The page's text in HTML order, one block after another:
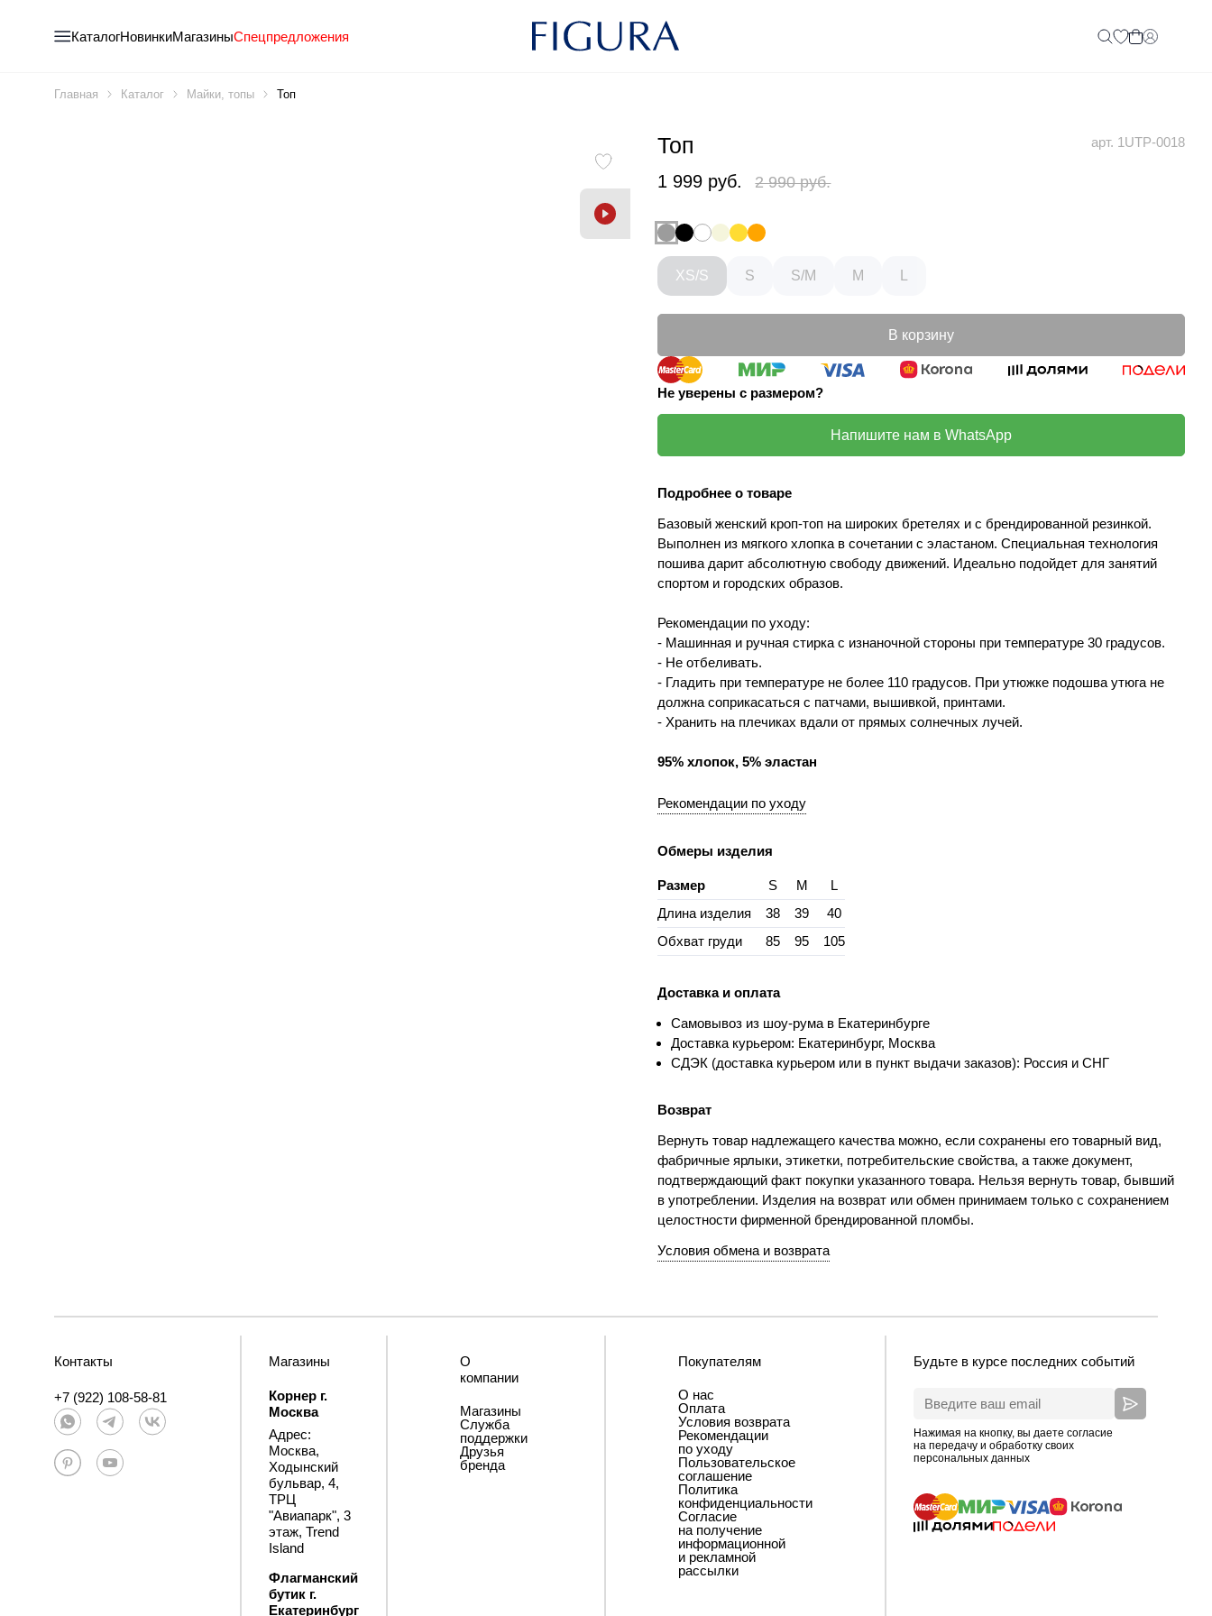
КаталогНовинкиМагазиныСпецпредложения
Главная Каталог Майки, топы Топ
Топ арт. 1UTP-0018
1 999 руб. 2 990 руб.
XS/S S S/M M
В корзину
Не уверены с размером?
Напишите нам в WhatsApp
Подробнее о товаре
Базовый женский кроп-топ на широких бретелях и с брендированной резинкой.
Выполнен из мягкого хлопка в сочетании с эластаном. Специальная технология
пошива дарит абсолютную свободу движений. Идеально подойдет для занятий
спортом и городских образов.
Рекомендации по уходу:
- Машинная и ручная стирка с изнаночной стороны при температуре 30 градусов.
- Не отбеливать.
- Гладить при температуре не более 110 градусов. При утюжке подошва утюга не
должна соприкасаться с патчами, вышивкой, принтами.
- Хранить на плечиках вдали от прямых солнечных лучей.
95% хлопок, 5% эластан
Рекомендации по уходу
Обмеры изделия
Размер S M
L
Длина изделия
38 39
40
Обхват груди
85 95 105
Доставка и оплата
Самовывоз из шоу-рума в Екатеринбурге
Доставка курьером: Екатеринбург, Москва
СДЭК (доставка курьером или в пункт выдачи заказов): Россия и СНГ
Возврат
Вернуть товар надлежащего качества можно, если сохранены его товарный вид,
фабричные ярлыки, этикетки, потребительские свойства, а также документ,
подтверждающий факт покупки указанного товара. Нельзя вернуть товар, бывший
в употреблении. Изделия на возврат или обмен принимаем только с сохранением
целостности фирменной брендированной пломбы.
Условия обмена и возврата
Контакты
+7 (922) 108-58-81
Магазины
Корнер г.
Москва
Адрес:
Москва,
Ходынский
бульвар, 4,
ТРЦ
"Авиапарк", 3
этаж, Trend
Island
Флагманский
бутик г.
Екатеринбург
О
компании
Магазины
Служба
поддержки
Друзья
бренда
Покупателям
О нас
Оплата
Условия возврата
Рекомендации
по уходу
Пользовательское
соглашение
Политика
конфиденциальности
Согласие
на получение
информационной
и рекламной
рассылки
Будьте в курсе последних событий
Нажимая на кнопку, вы даете согласие
на передачу и обработку своих
персональных данных